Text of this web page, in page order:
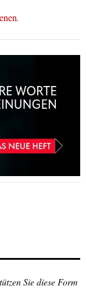
.
Sie diese Form